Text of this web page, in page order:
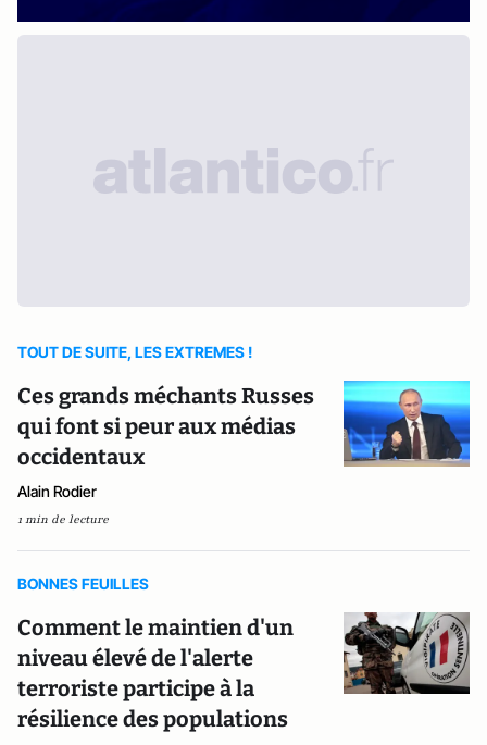
TOUT DE SUITE, LES EXTREMES !
Ces grands méchants Russes
qui font si peur aux médias
occidentaux
Alain Rodier
1 min de lecture
BONNES FEUILLES
Comment le maintien d'un
niveau élevé de l'alerte
terroriste participe à la
résilience des populations